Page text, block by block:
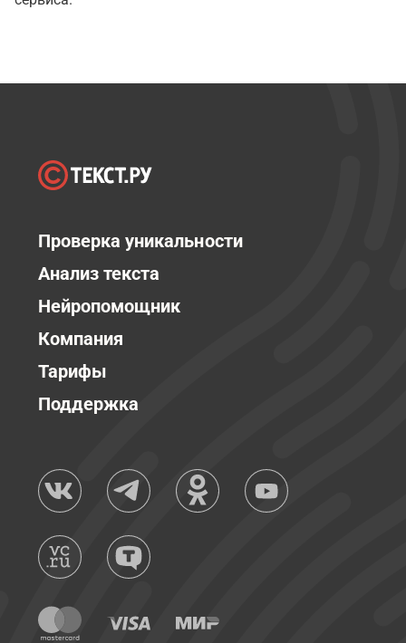
Проверка уникальности
Анализ текста
Нейропомощник
Компания
Тарифы
Поддержка